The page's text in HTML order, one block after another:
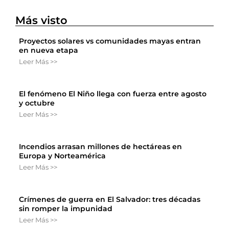
Más visto
Proyectos solares vs comunidades mayas entran
en nueva etapa
Leer Más >>
El fenómeno El Niño llega con fuerza entre agosto
y octubre
Leer Más >>
Incendios arrasan millones de hectáreas en
Europa y Norteamérica
Leer Más >>
Crímenes de guerra en El Salvador: tres décadas
sin romper la impunidad
Leer Más >>